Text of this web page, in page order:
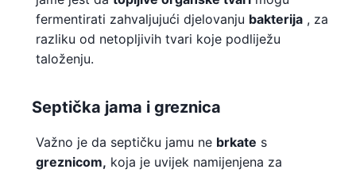
fermentirati zahvaljujući djelovanju bakterija , za
razliku od netopljivih tvari koje podliježu
taloženju.
Septička jama i greznica
Važno je da septičku jamu ne brkate s
greznicom, koja je uvijek namijenjena za